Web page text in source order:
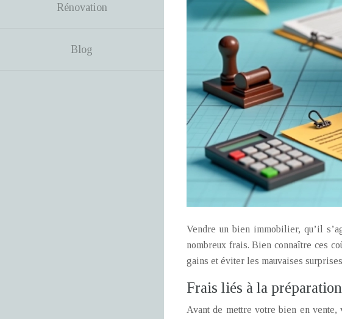
Rénovation
Blog
Vendre un bien immobilier, qu’il
nombreux frais. Bien connaître ces
gains et éviter les mauvaises
Frais liés à la
Avant de mettre votre bien en